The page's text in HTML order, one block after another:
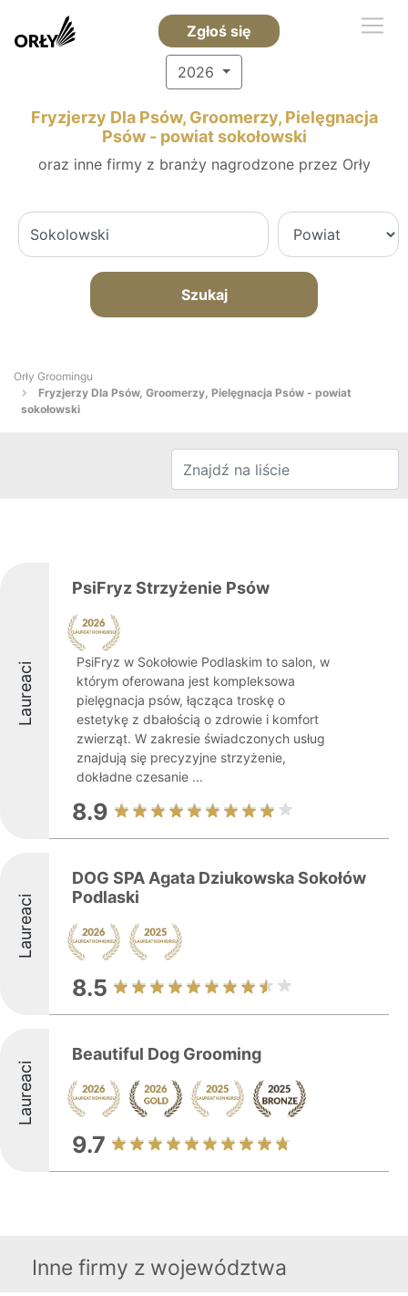
Zgłoś się
2026
Fryzjerzy Dla Psów, Groomerzy, Pielęgnacja
Psów - powiat sokołowski
oraz inne firmy z branży nagrodzone przez Orły
Szukaj
Orły Groomingu
Fryzjerzy Dla Psów, Groomerzy, Pielęgnacja Psów - powiat
sokołowski
Laureaci
PsiFryz Strzyżenie Psów
PsiFryz w Sokołowie Podlaskim to salon, w
którym oferowana jest kompleksowa
pielęgnacja psów, łącząca troskę o
estetykę z dbałością o zdrowie i komfort
zwierząt. W zakresie świadczonych usług
znajdują się precyzyjne strzyżenie,
dokładne czesanie ...
8.9
Laureaci
DOG SPA Agata Dziukowska Sokołów
Podlaski
8.5
Laureaci
Beautiful Dog Grooming
9.7
Inne firmy z województwa